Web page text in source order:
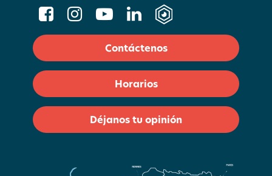
Contáctenos
Horarios
Déjanos tu opinión